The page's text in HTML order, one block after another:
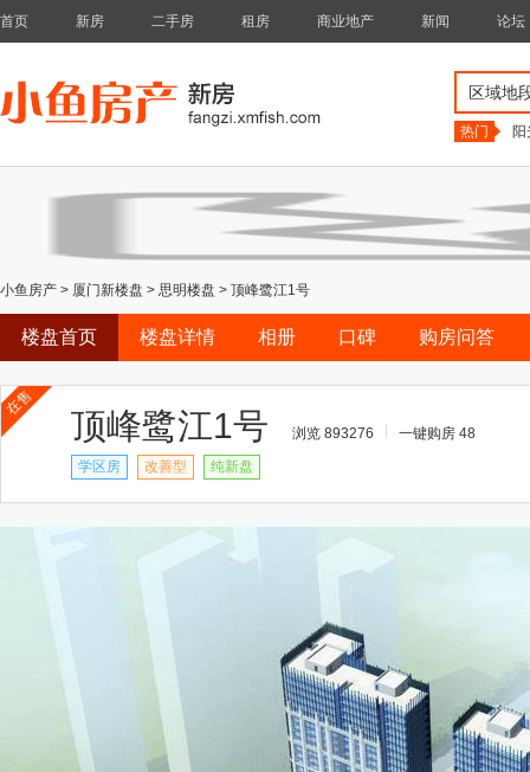
首页 新房 二手房 租房 商业地产 新闻 论坛
区域地
热门
小鱼房产 > 厦门新楼盘 > 思明楼盘 > 顶峰鹭江1号
楼盘首页 楼盘详情 相册 口碑 购房问答
在售
顶峰鹭江1号 浏览 893276
一键购房 48
学区房
改善型 纯新盘